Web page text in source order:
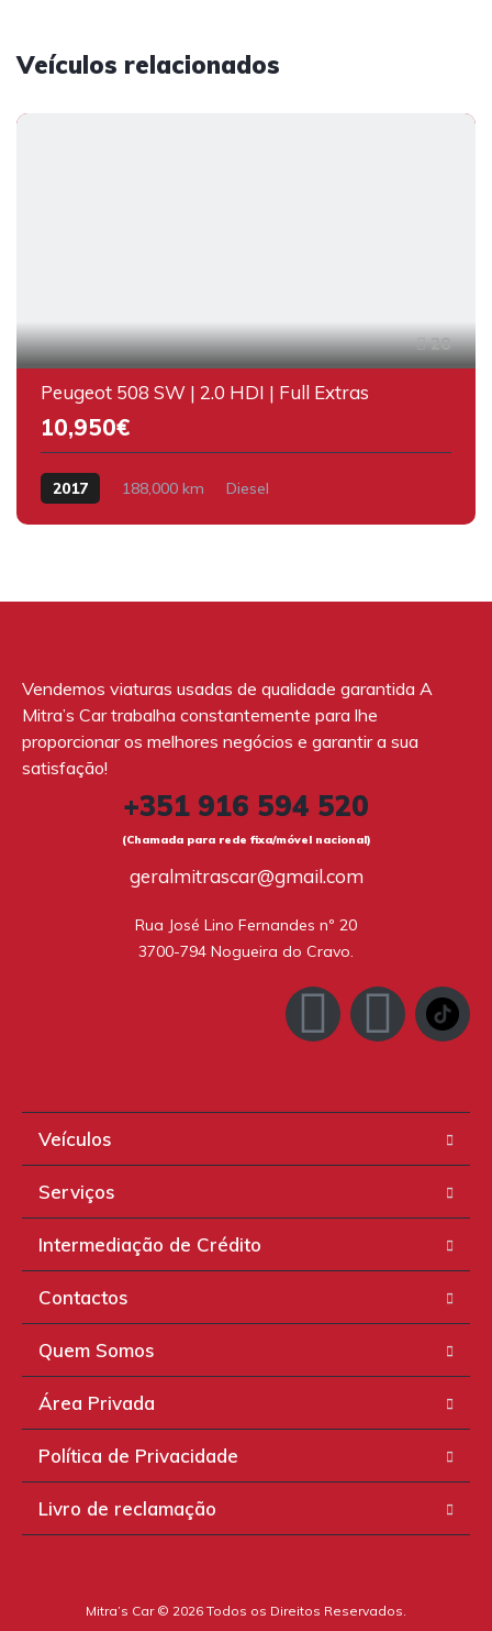
Veículos relacionados
28
Peugeot 508 SW | 2.0 HDI | Full Extras
10,950€
2017 188,000 km Diesel
Vendemos viaturas usadas de qualidade garantida A
Mitra’s Car trabalha constantemente para lhe
proporcionar os melhores negócios e garantir a sua
satisfação!
+351 916 594 520
(Chamada para rede fixa/móvel nacional)
geralmitrascar@gmail.com
Rua José Lino Fernandes nº 20
3700-794 Nogueira do Cravo.
Veículos
Serviços
Intermediação de Crédito
Contactos
Quem Somos
Área Privada
Política de Privacidade
Livro de reclamação
Mitra’s Car © 2026 Todos os Direitos Reservados.